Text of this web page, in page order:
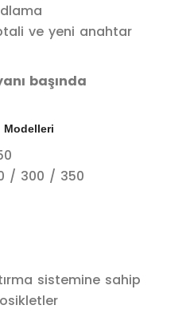
ve yeni anahtar
başında
Modelleri
/ 300 / 350
sistemine sahip